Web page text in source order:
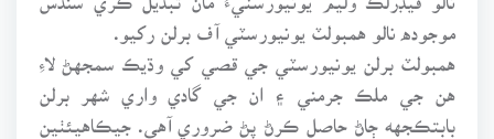
موجوده نالو همبولٽ يونيورسٽي آف برلن رکيو.
همبولٽ برلن يونيورسٽي جي قصي کي وڌيڪ سمجهڻ لاءِ
هن جي ملڪ جرمني ۽ ان جي گادي واري شهر برلن
بابتڪجهه ڄاڻ حاصل ڪرڻ پڻ ضروري آهي. جيڪاهيئٺين